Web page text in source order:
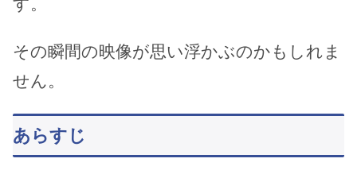
す。
その瞬間の映像が思い浮かぶのかもしれま
せん。
あらすじ